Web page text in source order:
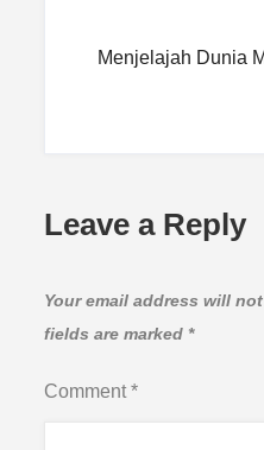
Menjelajah Dunia
Leave a Reply
Your email address will
fields are marked *
Comment*